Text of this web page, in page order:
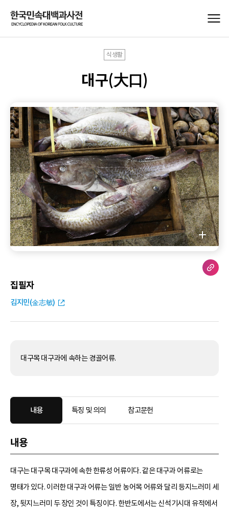
식생활
대구(大口)
집필자
김지민(金志敏)
대구목 대구과에 속하는 경골어류.
내용 특징 및 의의 참고문헌
내용
대구는 대구목 대구과에 속한 한류성 어류이다. 같은 대구과 어류로는
명태가 있다. 이러한 대구과 어류는 일반 농어목 어류와 달리 등지느러미 세
장, 뒷지느러미 두 장인 것이 특징이다. 한반도에서는 신석기시대 유적에서